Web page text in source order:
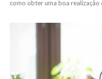
como obter uma boa